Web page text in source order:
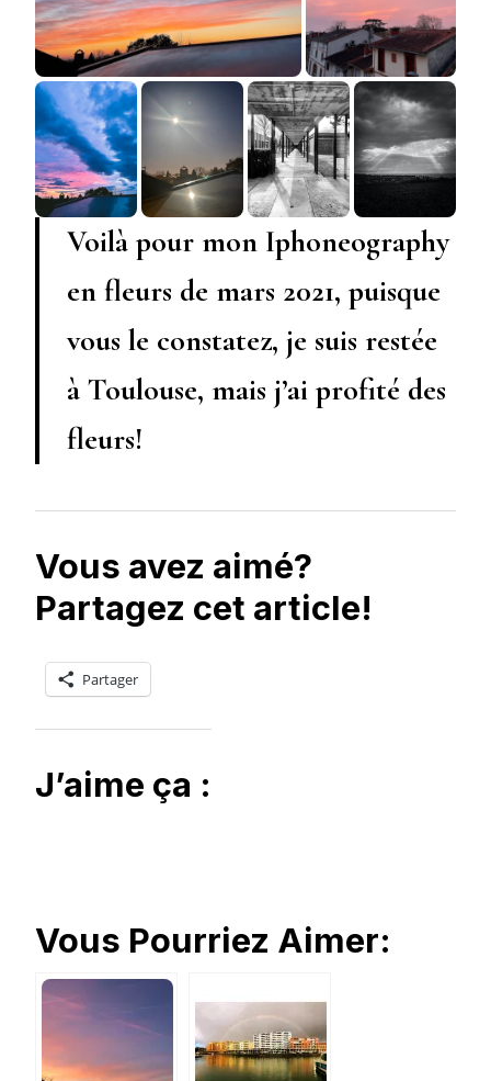
Voilà pour mon Iphoneography
en fleurs de mars 2021, puisque
vous le constatez, je suis restée
à Toulouse, mais j’ai profité des
fleurs!
Vous avez aimé?
Partagez cet article!
Partager
J’aime ça :
Vous Pourriez Aimer: